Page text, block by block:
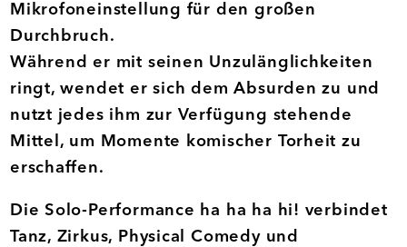
Mikrofoneinstellung für den großen
Durchbruch.
Während er mit seinen Unzulänglichkeiten
ringt, wendet er sich dem Absurden zu und
nutzt jedes ihm zur Verfügung stehende
Mittel, um Momente komischer Torheit zu
erschaffen.
Die Solo-Performance ha ha ha hi! verbindet
Tanz, Zirkus, Physical Comedy und